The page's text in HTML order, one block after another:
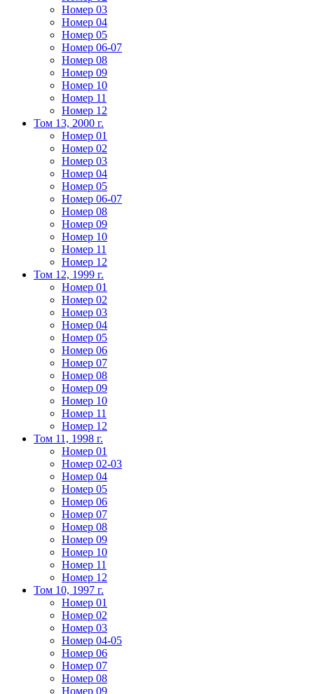
Номер 03
Номер 04
Номер 05
Номер 06-07
Номер 08
Номер 09
Номер 10
Номер 11
Номер 12
Том 13, 2000 г.
Номер 01
Номер 02
Номер 03
Номер 04
Номер 05
Номер 06-07
Номер 08
Номер 09
Номер 10
Номер 11
Номер 12
Том 12, 1999 г.
Номер 01
Номер 02
Номер 03
Номер 04
Номер 05
Номер 06
Номер 07
Номер 08
Номер 09
Номер 10
Номер 11
Номер 12
Том 11, 1998 г.
Номер 01
Номер 02-03
Номер 04
Номер 05
Номер 06
Номер 07
Номер 08
Номер 09
Номер 10
Номер 11
Номер 12
Том 10, 1997 г.
Номер 01
Номер 02
Номер 03
Номер 04-05
Номер 06
Номер 07
Номер 08
Номер 09